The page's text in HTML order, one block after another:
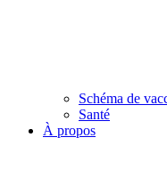
Schéma de
Santé
À propos